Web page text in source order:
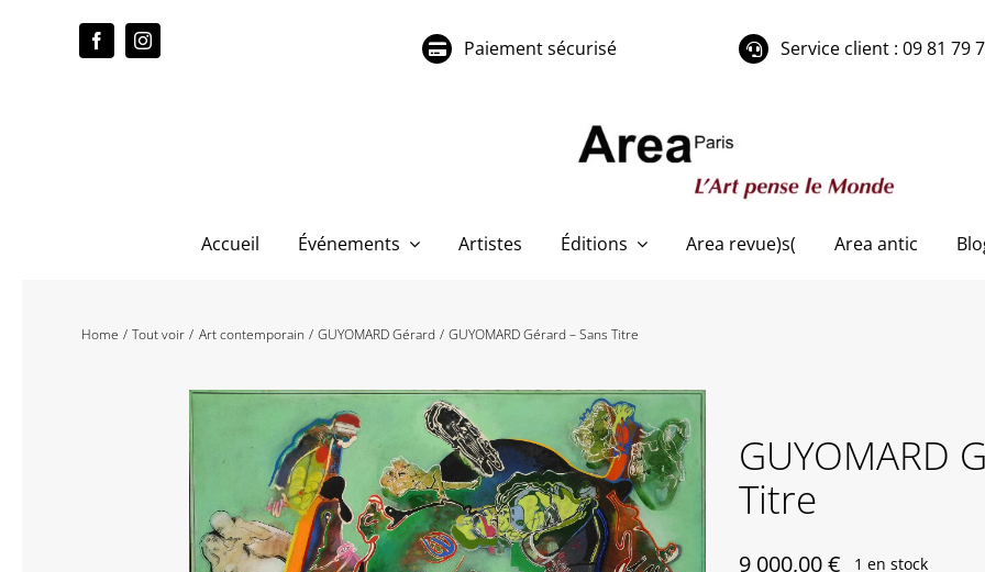
Paiement sécurisé Service client : 09 81 79
Accueil Événements Artistes Éditions Area revue)s( Area antic
Home Tout voir Art contemporain GUYOMARD Gérard GUYOMARD Gérard – Sans Titre
GUYOMARD
Titre
9 000,00€ 1 en stock